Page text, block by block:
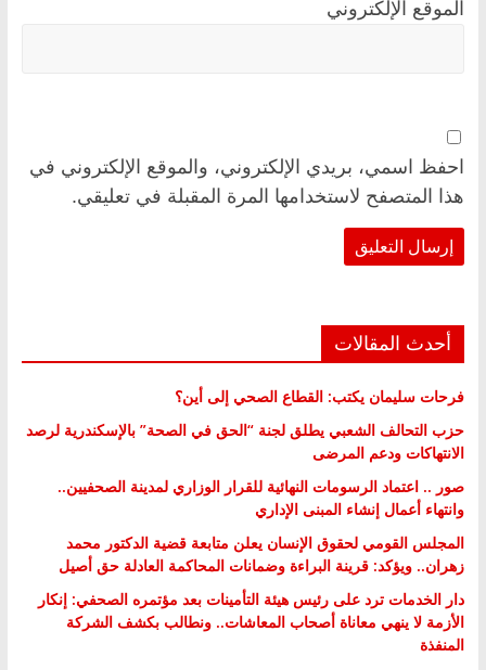
الموقع الإلكتروني
احفظ اسمي، بريدي الإلكتروني، والموقع الإلكتروني في
هذا المتصفح لاستخدامها المرة المقبلة في تعليقي.
أحدث المقالات
فرحات سليمان يكتب: القطاع الصحي إلى أين؟
حزب التحالف الشعبي يطلق لجنة “الحق في الصحة” بالإسكندرية لرصد
الانتهاكات ودعم المرضى
صور .. اعتماد الرسومات النهائية للقرار الوزاري لمدينة الصحفيين..
وانتهاء أعمال إنشاء المبنى الإداري
المجلس القومي لحقوق الإنسان يعلن متابعة قضية الدكتور محمد
زهران.. ويؤكد: قرينة البراءة وضمانات المحاكمة العادلة حق أصيل
دار الخدمات ترد على رئيس هيئة التأمينات بعد مؤتمره الصحفي: إنكار
الأزمة لا ينهي معاناة أصحاب المعاشات.. ونطالب بكشف الشركة
المنفذة